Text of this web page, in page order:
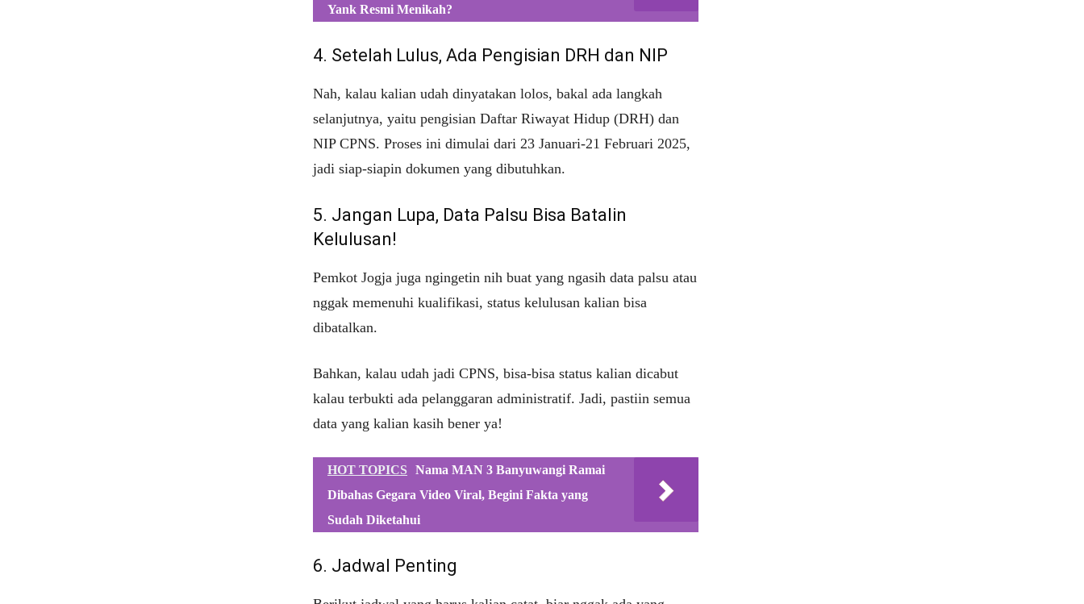
Yank Resmi Menikah?
4. Setelah Lulus, Ada Pengisian DRH dan NIP
Nah, kalau kalian udah dinyatakan lolos, bakal ada langkah
selanjutnya, yaitu pengisian Daftar Riwayat Hidup (DRH) dan
NIP CPNS. Proses ini dimulai dari 23 Januari-21 Februari 2025,
jadi siap-siapin dokumen yang dibutuhkan.
5. Jangan Lupa, Data Palsu Bisa Batalin
Kelulusan!
Pemkot Jogja juga ngingetin nih buat yang ngasih data palsu atau
nggak memenuhi kualifikasi, status kelulusan kalian bisa
dibatalkan.
Bahkan, kalau udah jadi CPNS, bisa-bisa status kalian dicabut
kalau terbukti ada pelanggaran administratif. Jadi, pastiin semua
data yang kalian kasih bener ya!
HOT TOPICS Nama MAN 3 Banyuwangi Ramai
Dibahas Gegara Video Viral, Begini Fakta yang
Sudah Diketahui
6. Jadwal Penting